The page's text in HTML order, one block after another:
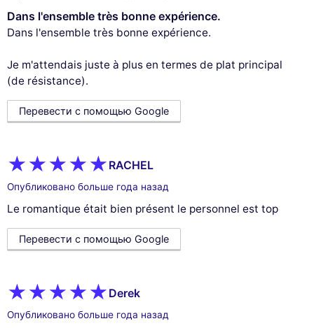
Dans l'ensemble très bonne expérience.
Dans l'ensemble très bonne expérience.
Je m'attendais juste à plus en termes de plat principal
(de résistance).
Перевести с помощью Google
RACHEL
Опубликовано больше года назад
Le romantique était bien présent le personnel est top
Перевести с помощью Google
Derek
Опубликовано больше года назад